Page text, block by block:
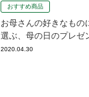
おすすめ商品
お母さんの好きなもの
選ぶ、母の日のプレゼ
2020.04.30